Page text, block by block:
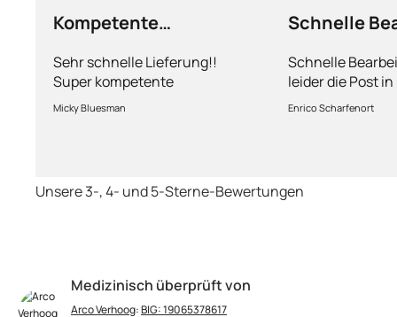
Medizinisch überprüft von
Arco Verhoog:BIG: 19065378617
Kompetente
Sehr schnelle Lieferung!!
Super kompetente
Abhandlung!
Micky Bluesman
Schnelle
Schnelle
leider die Post
kriegt es nicht
dauert obwohl
Enrico Scharfenort
Unsere 3-, 4- und 5-Sterne-Bewertungen